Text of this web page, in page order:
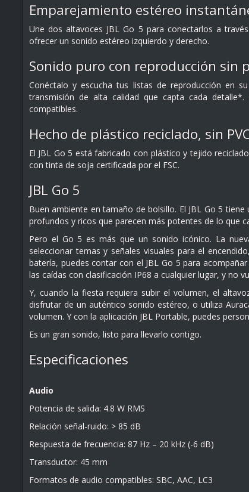
Emparejamiento estéreo
Une dos altavoces JBL Go 5 para conectarlos a
ofrecer un sonido estéreo izquierdo y derecho.
Sonido puro con reproducción sin
Conéctalo y escucha tus listas de reproducción en
transmisión de alta calidad que capta cada
compatibles.
Hecho de plástico reciclado, sin
El JBL Go 5 está fabricado con plástico y tejido
con tinta de soja certificada por el FSC.
JBL Go 5
Buen ambiente en tamaño de bolsillo. El JBL Go 5
profundos y ricos que parecen más potentes de lo que
Pero el Go 5 es más que un sonido icónico. La
seleccionar temas y señales visuales para el
batería, puedes contar con el JBL Go 5 para
las caídas con clasificación IP68 a cualquier lugar, y no
Y, cuando la fiesta requiera subir el volumen, el
disfrutar de un auténtico sonido estéreo, o utiliza
volumen. Y con la aplicación JBL Portable, puedes
Es un gran sonido, listo para llevarlo contigo.
Especificaciones
Audio
Potencia de salida: 4.8 W RMS
Relación señal-ruido: > 85 dB
Respuesta de frecuencia: 87 Hz – 20 kHz (-6 dB)
Transductor: 45 mm
Formatos de audio compatibles: SBC, AAC, LC3